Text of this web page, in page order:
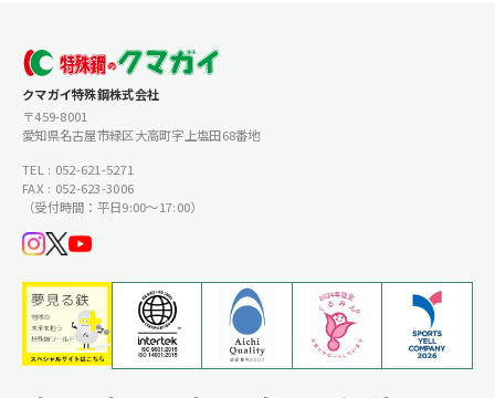
クマガイ特殊鋼株式会社
〒459-8001
愛知県名古屋市緑区大高町字上塩田68番地
TEL : 052-621-5271
FAX : 052-623-3006
（受付時間：平日9:00〜17:00）